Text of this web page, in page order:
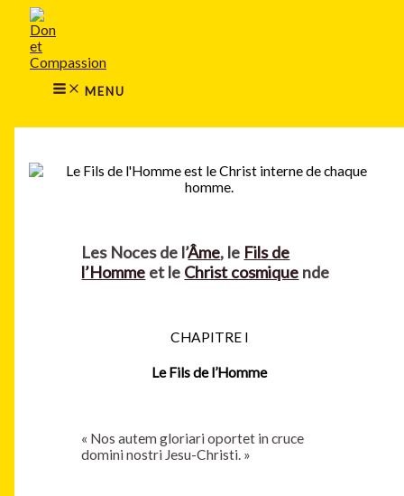
Aller
contenu
MENU
Les Noces de l’Âme, le Fils de
l’Homme et le Christ cosmique nde
CHAPITRE I
Le Fils de l’Homme
« Nos autem gloriari oportet in cruce
domini nostri Jesu-Christi. »